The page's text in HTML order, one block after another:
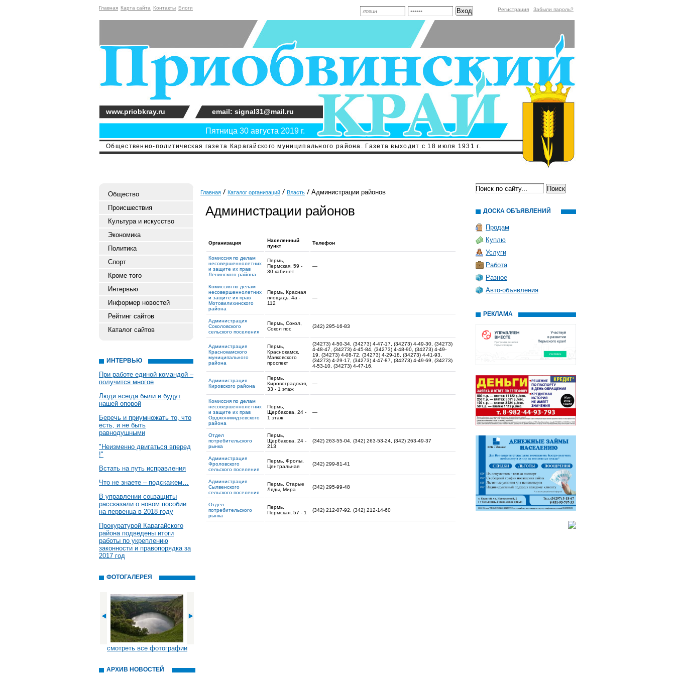
Главная Карта сайта Контакты Блоги Регистрация Забыли пароль?
Общественно-политическая газета Карагайского муниципального района. Газета выходит с 18 июля 1931 г.
Пятница 30 августа 2019 г.
www.priobkray.ru email: signal31@mail.ru
Общество
Происшествия
Культура и искусство
Экономика
Политика
Спорт
Кроме того
Интервью
Информер новостей
Рейтинг сайтов
Каталог сайтов
ИНТЕРВЬЮ
При работе единой командой –
получится многое
Люди всегда были и будут
нашей опорой
Беречь и приумножать то, что
есть, и не быть
равнодушными
"Неизменно двигаться вперед
!"
Встать на путь исправления
Что не знаете – подскажем…
В управлении соцзащиты
рассказали о новом пособии
на первенца в 2018 году
Прокуратурой Карагайского
района подведены итоги
работы по укреплению
законности и правопорядка за
2017 год
ФОТОГАЛЕРЕЯ
смотреть все фотографии
АРХИВ НОВОСТЕЙ
Главная Каталог организаций Власть Администрации районов
Администрации районов
Организация
Населенный
пункт
Телефон
Комиссия по делам
несовершеннолетних
и защите их прав
Ленинского района
Пермь,
Пермская, 59 -
30 кабинет
—
Комиссия по делам
несовершеннолетних
и защите их прав
Мотовилихинского
района
Пермь, Красная
площадь, 4а -
112
—
Администрация
Соколовского
сельского поселения
Пермь, Сокол,
Сокол пос
(342) 295-16-83
Администрация
Краснокамского
муниципального
района
Пермь,
Краснокамск,
Маяковского
проспект
(34273) 4-50-34, (34273) 4-47-17, (34273) 4-49-30, (34273)
4-48-47, (34273) 4-45-84, (34273) 4-48-90, (34273) 4-49-
19, (34273) 4-08-72, (34273) 4-29-18, (34273) 4-41-93,
(34273) 4-29-17, (34273) 4-47-87, (34273) 4-49-69, (34273)
4-53-10, (34273) 4-47-16,
Администрация
Кировского района
Пермь,
Кировоградская,
33 - 1 этаж
—
Комиссия по делам
несовершеннолетних
и защите их прав
Орджоникидзевского
района
Пермь,
Щербакова, 24 -
1 этаж
—
Отдел
потребительского
рынка
Пермь,
Щербакова, 24 -
213
(342) 263-55-04, (342) 263-53-24, (342) 263-49-37
Администрация
Фроловского
сельского поселения
Пермь, Фролы,
Центральная
(342) 299-81-41
Администрация
Сылвенского
сельского поселения
Пермь, Старые
Ляды, Мира
(342) 295-99-48
Отдел
потребительского
рынка
Пермь,
Пермская, 57 - 1
(342) 212-07-92, (342) 212-14-60
ДОСКА ОБЪЯВЛЕНИЙ
Продам
Куплю
Услуги
Работа
Разное
Авто-объявления
РЕКЛАМА